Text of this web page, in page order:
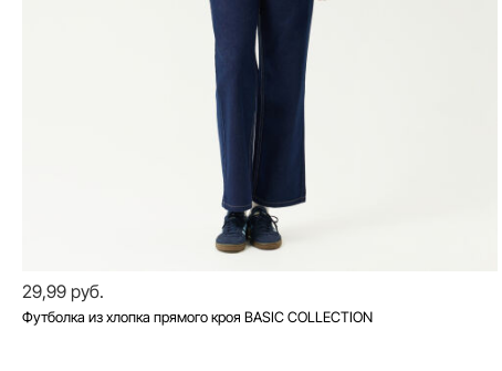
29,99 руб.
Футболка из хлопка прямого кроя BASIC COLLECTION